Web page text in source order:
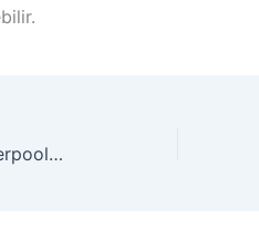
Premier Lig’de Kritik Randevu: Liverpool ve Tottenham Analizi